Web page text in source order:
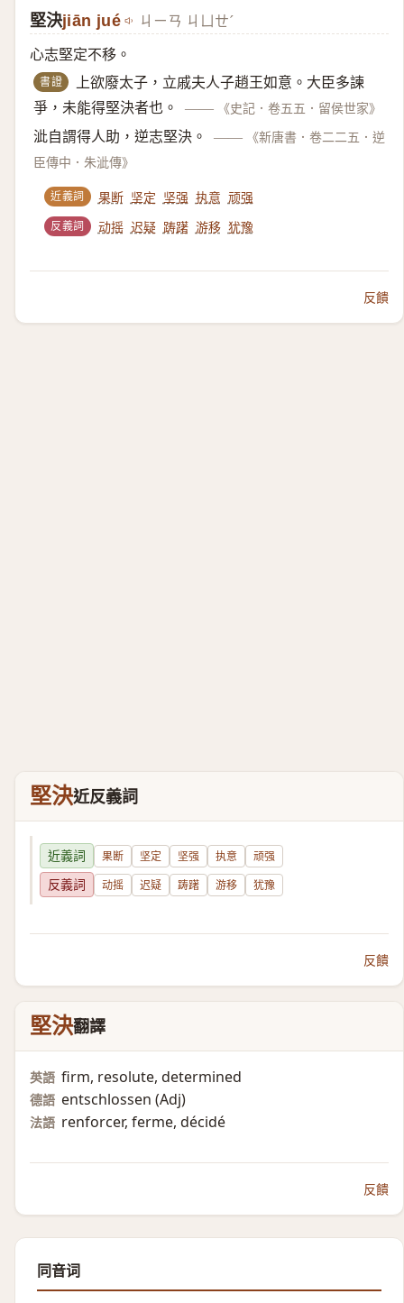
堅決jiān jué ㄐㄧㄢ ㄐㄩㄝˊ
心志堅定不移。
書證
上欲廢太子，立戚夫人子趙王如意。大臣多諫
爭，未能得堅決者也。
—— 《史記．卷五五．留侯世家》
泚自謂得人助，逆志堅決。 ——
《新唐書．卷二二五．逆
臣傳中．朱泚傳》
近義詞 果断 坚定 坚强 执意 顽强
反義詞 动摇 迟疑 踌躇 游移 犹豫
反饋
堅決近反義詞
近義詞 果断 坚定 坚强 执意 顽强
反義詞 动摇 迟疑 踌躇 游移 犹豫
反饋
堅決翻譯
英語 firm, resolute, determined
德語 entschlossen (Adj)​
法語 renforcer, ferme, décidé
反饋
同音词